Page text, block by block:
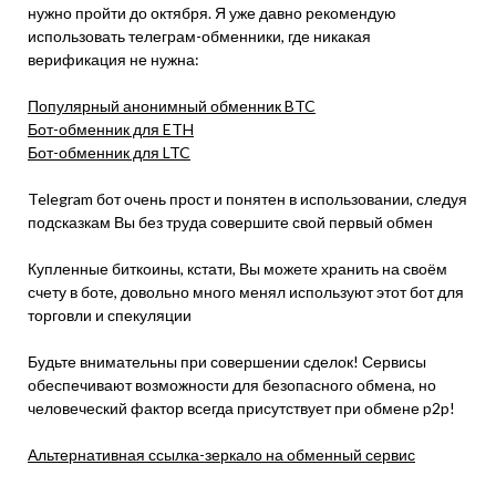
нужно пройти до октября. Я уже давно рекомендую
использовать телеграм-обменники, где никакая
верификация не нужна:
Популярный анонимный обменник BTC
Бот-обменник для ETH
Бот-обменник для LTC
Telegram бот очень прост и понятен в использовании, следуя
подсказкам Вы без труда совершите свой первый обмен
Купленные биткоины, кстати, Вы можете хранить на своём
счету в боте, довольно много менял используют этот бот для
торговли и спекуляции
Будьте внимательны при совершении сделок! Сервисы
обеспечивают возможности для безопасного обмена, но
человеческий фактор всегда присутствует при обмене p2p!
Альтернативная ссылка-зеркало на обменный сервис